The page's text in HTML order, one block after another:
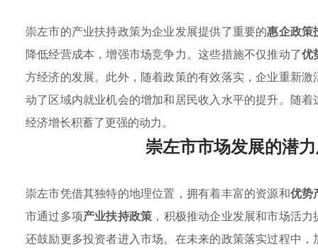
崇左市的产业扶持政策为企业发展提供了重要的惠企政策
降低经营成本，增强市场竞争力。这些措施不仅推动了优
方经济的发展。此外，随着政策的有效落实，企业重新
动了区域内就业机会的增加和居民收入水平的提升。随
经济增长积蓄了更强的动力。
崇左市市场发展的潜
崇左市凭借其独特的地理位置，拥有着丰富的资源和优势
市通过多项产业扶持政策 ，积极推动企业发展和市场活
还鼓励更多投资者进入市场。在未来的政策落实过程中